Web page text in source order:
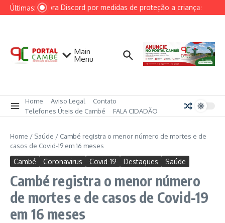
Ir para o conteúdo
Últimas:
AGU cobra Discord por medidas de proteção a crianças após
Main
Menu
Home Aviso Legal
Contato
Telefones Úteis de Cambé
FALA CIDADÃO
Home / Saúde / Cambé registra o menor número de mortes e de
casos de Covid-19 em 16 meses
Cambé Coronavirus Covid-19 Destaques Saúde
Cambé registra o menor número
de mortes e de casos de Covid-19
em 16 meses